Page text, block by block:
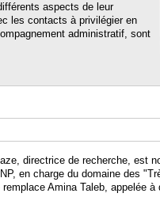
aspects de leur
les contacts à privilégier en
administratif, sont
directrice de recherche, est
en charge du domaine des
Amina Taleb, appelée à